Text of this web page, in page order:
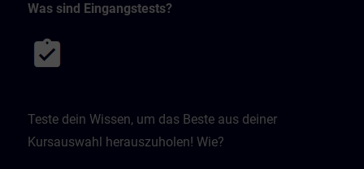
Was sind Eingangstests?
Teste dein Wissen, um das Beste aus deiner
Kursauswahl herauszuholen! Wie?